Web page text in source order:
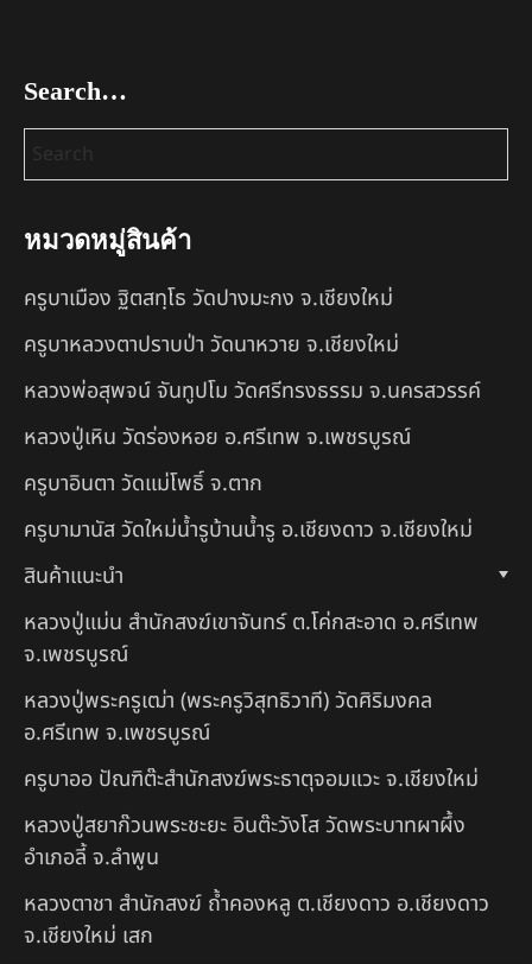
Search…
หมวดหมู่สินค้า
ครูบาเมือง ฐิตสทฺโธ วัดปางมะกง จ.เชียงใหม่
ครูบาหลวงตาปราบป่า วัดนาหวาย จ.เชียงใหม่
หลวงพ่อสุพจน์ จันทูปโม วัดศรีทรงธรรม จ.นครสวรรค์
หลวงปู่เหิน วัดร่องหอย อ.ศรีเทพ จ.เพชรบูรณ์
ครูบาอินตา วัดแม่โพธิ์ จ.ตาก
ครูบามานัส วัดใหม่น้ำรูบ้านน้ำรู อ.เชียงดาว จ.เชียงใหม่
สินค้าแนะนำ
หลวงปู่แม่น สำนักสงฆ์เขาจันทร์ ต.โค่กสะอาด อ.ศรีเทพ
จ.เพชรบูรณ์
หลวงปู่พระครูเฒ่า (พระครูวิสุทธิวาที) วัดศิริมงคล
อ.ศรีเทพ จ.เพชรบูรณ์
ครูบาออ ปัณฑิต๊ะสำนักสงฆ์พระธาตุจอมแวะ จ.เชียงใหม่
หลวงปู่สยาก๊วนพระชะยะ อินต๊ะวังโส วัดพระบาทผาผึ้ง
อำเภอลี้ จ.ลำพูน
หลวงตาชา สำนักสงฆ์ ถ้ำคองหลู ต.เชียงดาว อ.เชียงดาว
จ.เชียงใหม่ เสก